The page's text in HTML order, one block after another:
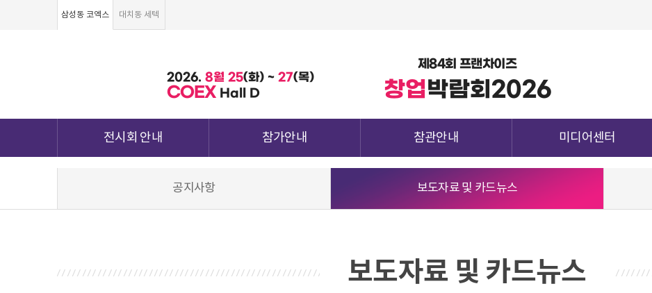
삼성동 코엑스 대치동 세텍
2026. 8월 25(화) ~ 27(목)
COEX Hall D
제84회 프랜차이즈
창업박람회 2026
전시회 안내 참가안내 참관안내
참가업체정보
전시장 오시는 길
미디어센터
공지사항 보도자료 및 카드뉴스
보도자료 및 카드뉴스